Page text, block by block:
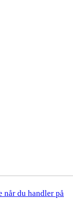
når du handler på